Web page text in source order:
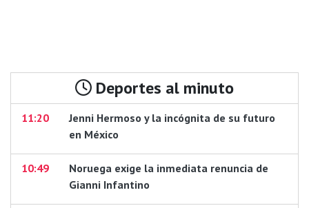
Deportes al minuto
11:20
Jenni Hermoso y la incógnita de su futuro
en México
10:49
Noruega exige la inmediata renuncia de
Gianni Infantino